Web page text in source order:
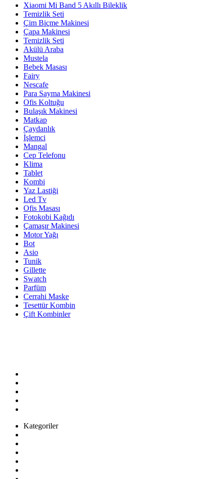
Xiaomi Mi Band 5 Akıllı Bileklik
Temizlik Seti
Çim Biçme Makinesi
Çapa Makinesi
Temizlik Seti
Akülü Araba
Mustela
Bebek Masası
Fairy
Nescafe
Para Sayma Makinesi
Ofis Koltuğu
Bulaşık Makinesi
Matkap
Çaydanlık
İşlemci
Mangal
Cep Telefonu
Klima
Tablet
Kombi
Yaz Lastiği
Led Tv
Ofis Masası
Fotokobi Kağıdı
Çamaşır Makinesi
Motor Yağı
Bot
Asio
Tunik
Gillette
Swatch
Parfüm
Cerrahi Maske
Tesettür Kombin
Çift Kombinler
Kategoriler